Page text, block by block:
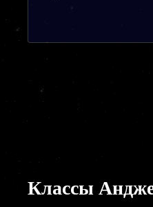
Классы